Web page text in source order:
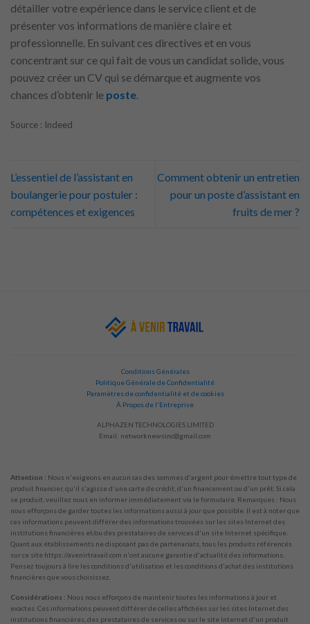
détailler votre expérience dans le service client et de
présenter vos informations de manière claire et
professionnelle. En suivant ces directives et en vous
concentrant sur ce qui fait de vous un candidat solide, vous
pouvez créer un CV qui se démarque et augmente vos
chances d’obtenir le poste.
Source : Indeed
L’essentiel de l’assistant en
boulangerie pour postuler :
compétences et exigences
Comment obtenir un entretien
pour un poste d’assistant en
fruits de mer ?
Conditions Générales
Politique Générale de Confidentialité
Paramètres de confidentialité et de cookies
À Propos de l'Entreprise
ALPHAZEN TECHNOLOGIES LIMITED
Email: networknewsinc@gmail.com
Attention : Nous n'exigeons en aucun cas des sommes d'argent pour émettre tout type de
produit financier, qu'il s'agisse d'une carte de crédit, d'un financement ou d'un prêt. Si cela
se produit, veuillez nous en informer immédiatement via le formulaire. Remarques : Nous
nous efforçons de garder toutes les informations aussi à jour que possible. Il est à noter que
ces informations peuvent différer des informations trouvées sur les sites Internet des
institutions financières et/ou des prestataires de services d'un site Internet spécifique.
Quant aux établissements ne disposant pas de partenariats, tous les produits référencés
sur ce site https://avenirtravail.com n'ont aucune garantie d'actualité des informations.
Pensez toujours à lire les conditions d'utilisation et les conditions d'achat des institutions
financières que vous choisissez.
Considérations : Nous nous efforçons de maintenir toutes les informations à jour et
exactes. Ces informations peuvent différer de celles affichées sur les sites Internet des
institutions financières, des prestataires de services ou sur le site Internet d'un produit